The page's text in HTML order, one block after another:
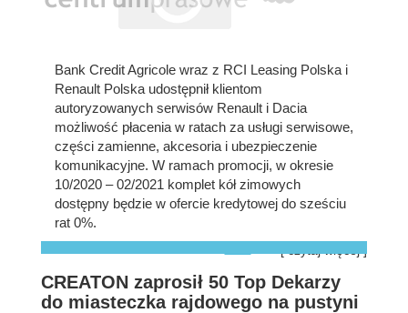
Bank Credit Agricole wraz z RCI Leasing Polska i
Renault Polska udostępnił klientom
autoryzowanych serwisów Renault i Dacia
możliwość płacenia w ratach za usługi serwisowe,
części zamienne, akcesoria i ubezpieczenie
komunikacyjne. W ramach promocji, w okresie
10/2020 – 02/2021 komplet kół zimowych
dostępny będzie w ofercie kredytowej do sześciu
rat 0%.
CREATON zaprosił 50 Top Dekarzy
do miasteczka rajdowego na pustyni